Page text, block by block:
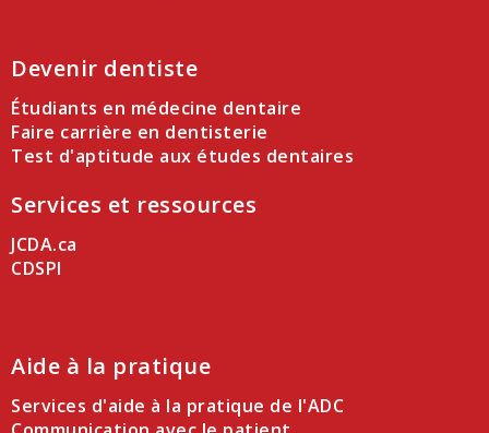
Devenir dentiste
Étudiants en médecine dentaire
Faire carrière en dentisterie
Test d'aptitude aux études dentaires
Services et ressources
JCDA.ca
CDSPI
Aide à la pratique
Services d'aide à la pratique de l'ADC